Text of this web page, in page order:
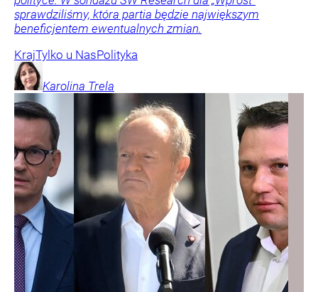
sprawdziliśmy, która partia będzie największym
beneficjentem ewentualnych zmian.
KrajTylko u NasPolityka
Karolina Trela